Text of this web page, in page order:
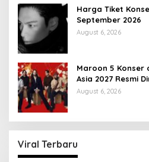
Harga Tiket
September 2026
August 6, 2026
Maroon 5 Konser
Asia 2027 Resmi
August 6, 2026
Viral Terbaru